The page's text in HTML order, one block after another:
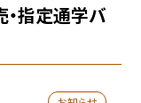
・指定通学バ